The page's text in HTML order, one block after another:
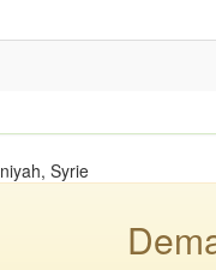
Syrie